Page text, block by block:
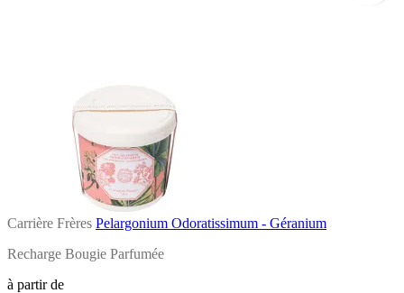
Carrière Frères Pelargonium Odoratissimum - Géranium
Recharge Bougie Parfumée
à partir de